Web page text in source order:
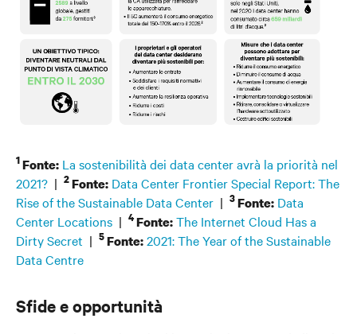
1Fonte: La sostenibilità dei data center avrà la priorità nel
2021? | 2Fonte: Data Center Frontier Special Report: The
Rise of the Sustainable Data Center | 3Fonte: Data
Center Locations | 4Fonte:The Internet Cloud Has a
Dirty Secret | 5Fonte:2021: The Year of the Sustainable
Data Centre
Sfide e opportunità